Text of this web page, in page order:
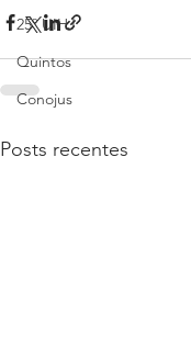
25º UIHJ
Quintos
Conojus
Posts recentes